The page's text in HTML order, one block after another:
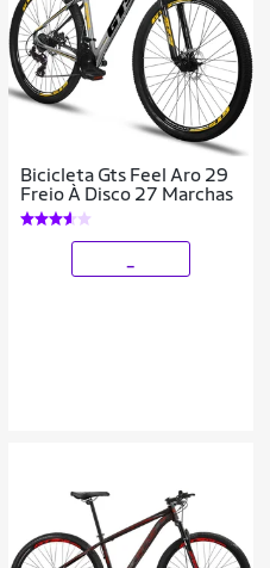
Bicicleta Gts Feel Aro 29
Freio À Disco 27 Marchas